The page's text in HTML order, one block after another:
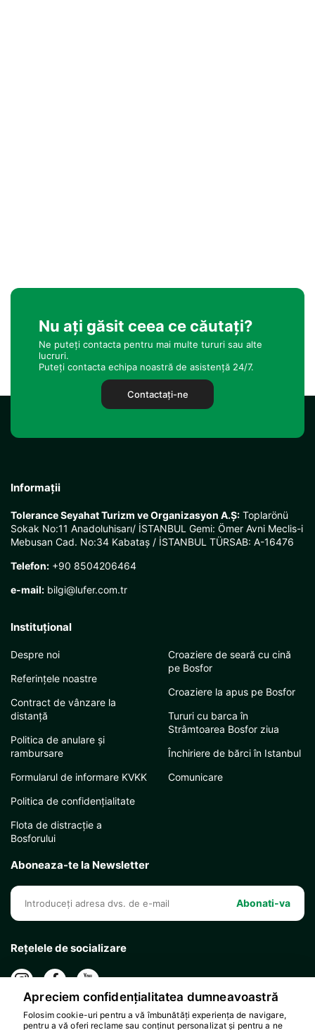
Nu ați găsit ceea ce căutați?
Ne puteți contacta pentru mai multe tururi sau alte
lucruri.
Puteți contacta echipa noastră de asistență 24/7.
Contactaţi-ne
Informații
Tolerance Seyahat Turizm ve Organizasyon A.Ş: Toplarönü
Sokak No:11 Anadoluhisarı/ İSTANBUL Gemi: Ömer Avni Meclis-i
Mebusan Cad. No:34 Kabataş / İSTANBUL TÜRSAB: A-16476
Telefon: +90 8504206464
e-mail: bilgi@lufer.com.tr
Instituţional
Despre noi
Referințele noastre
Contract de vânzare la
distanță
Politica de anulare și
rambursare
Formularul de informare KVKK
Politica de confidențialitate
Flota de distracție a
Bosforului
Croaziere de seară cu cină
pe Bosfor
Croaziere la apus pe Bosfor
Tururi cu barca în
Strâmtoarea Bosfor ziua
Închiriere de bărci în Istanbul
Comunicare
Aboneaza-te la Newsletter
Abonati-va
Rețelele de socializare
Apreciem confidențialitatea dumneavoastră
Folosim cookie-uri pentru a vă îmbunătăți experiența de navigare,
pentru a vă oferi reclame sau conținut personalizat și pentru a ne